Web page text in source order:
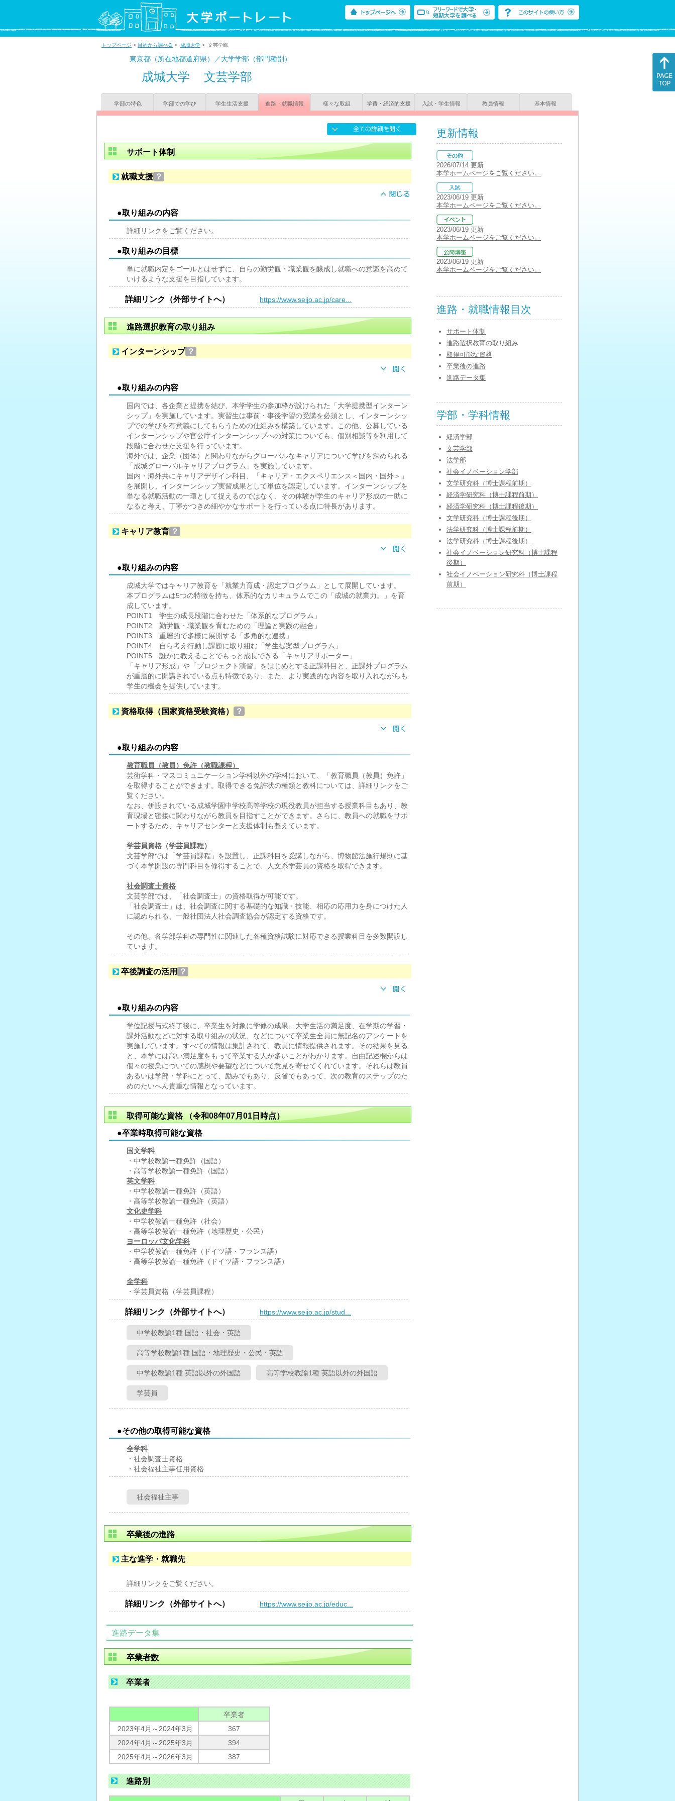
トップページ > 目的から調べる > 成城大学 > 文芸学部
東京都（所在地都道府県）／大学学部（部門種別）
成城大学 文芸学部
学部の特色 学部での学び 学生生活支援 進路・就職情報 様々な取組 学費・経済的支援 入試・学生情報 教員情報 基本情報
サポート体制
就職支援 ？
●取り組みの内容
詳細リンクをご覧ください。
●取り組みの目標
単に就職内定をゴールとはせずに、自らの勤労観・職業観を醸成し就職への意識を高めて
いけるような支援を目指しています。
詳細リンク（外部サイトへ） https://www.seijo.ac.jp/care...
進路選択教育の取り組み
インターンシップ ？
●取り組みの内容
国内では、各企業と提携を結び、本学学生の参加枠が設けられた「大学提携型インターン
シップ」を実施しています。実習生は事前・事後学習の受講を必須とし、インターンシッ
プでの学びを有意義にしてもらうための仕組みを構築しています。この他、公募している
インターンシップや官公庁インターンシップへの対策についても、個別相談等を利用して
段階に合わせた支援を行っています。
海外では、企業（団体）と関わりながらグローバルなキャリアについて学びを深められる
「成城グローバルキャリアプログラム」を実施しています。
国内・海外共にキャリアデザイン科目、「キャリア・エクスペリエンス＜国内・国外＞」
を展開し、インターンシップ実習成果として単位を認定しています。インターンシップを
単なる就職活動の一環として捉えるのではなく、その体験が学生のキャリア形成の一助に
なると考え、丁寧かつきめ細やかなサポートを行っている点に特長があります。
キャリア教育 ？
●取り組みの内容
成城大学ではキャリア教育を「就業力育成・認定プログラム」として展開しています。
本プログラムは5つの特徴を持ち、体系的なカリキュラムでこの「成城の就業力。」を育
成しています。
POINT1 学生の成長段階に合わせた「体系的なプログラム」
POINT2 勤労観・職業観を育むための「理論と実践の融合」
POINT3 重層的で多様に展開する「多角的な連携」
POINT4 自ら考え行動し課題に取り組む「学生提案型プログラム」
POINT5 誰かに教えることでもっと成長できる「キャリアサポーター」
「キャリア形成」や「プロジェクト演習」をはじめとする正課科目と、正課外プログラム
が重層的に開講されている点も特徴であり、また、より実践的な内容を取り入れながらも
学生の機会を提供しています。
資格取得（国家資格受験資格） ？
●取り組みの内容
教育職員（教員）免許（教職課程）
芸術学科・マスコミュニケーション学科以外の学科において、「教育職員（教員）免許」
を取得することができます。取得できる免許状の種類と教科については、詳細リンクをご
覧ください。
なお、併設されている成城学園中学校高等学校の現役教員が担当する授業科目もあり、教
育現場と密接に関わりながら教員を目指すことができます。さらに、教員への就職をサポ
ートするため、キャリアセンターと支援体制も整えています。
学芸員資格（学芸員課程）
文芸学部では「学芸員課程」を設置し、正課科目を受講しながら、博物館法施行規則に基
づく本学開設の専門科目を修得することで、人文系学芸員の資格を取得できます。
社会調査士資格
文芸学部では、「社会調査士」の資格取得が可能です。
「社会調査士」は、社会調査に関する基礎的な知識・技能、相応の応用力を身につけた人
に認められる、一般社団法人社会調査協会が認定する資格です。
その他、各学部学科の専門性に関連した各種資格試験に対応できる授業科目を多数開設し
ています。
卒後調査の活用 ？
●取り組みの内容
学位記授与式終了後に、卒業生を対象に学修の成果、大学生活の満足度、在学期の学習・
課外活動などに対する取り組みの状況、などについて卒業生全員に無記名のアンケートを
実施しています。すべての情報は集計されて、教員に情報提供されます。その結果を見る
と、本学には高い満足度をもって卒業する人が多いことがわかります。自由記述欄からは
個々の授業についての感想や要望などについて意見を寄せてくれています。それらは教員
あるいは学部・学科にとって、励みでもあり、反省でもあって、次の教育のステップのた
めのたいへん貴重な情報となっています。
取得可能な資格
（令和08年07月01日時点）
●卒業時取得可能な資格
国文学科
・中学校教諭一種免許（国語）
・高等学校教諭一種免許（国語）
英文学科
・中学校教諭一種免許（英語）
・高等学校教諭一種免許（英語）
文化史学科
・中学校教諭一種免許（社会）
・高等学校教諭一種免許（地理歴史・公民）
ヨーロッパ文化学科
・中学校教諭一種免許（ドイツ語・フランス語）
・高等学校教諭一種免許（ドイツ語・フランス語）
全学科
・学芸員資格（学芸員課程）
詳細リンク（外部サイトへ） https://www.seijo.ac.jp/stud...
中学校教諭1種 国語・社会・英語
高等学校教諭1種 国語・地理歴史・公民・英語
中学校教諭1種 英語以外の外国語 高等学校教諭1種 英語以外の外国語
学芸員
●その他の取得可能な資格
全学科
・社会調査士資格
・社会福祉主事任用資格
社会福祉主事
卒業後の進路
主な進学・就職先
詳細リンクをご覧ください。
詳細リンク（外部サイトへ） https://www.seijo.ac.jp/educ...
進路データ集
卒業者数
卒業者
卒業者
2023年4月～2024年3月
367
2024年4月～2025年3月
394
2025年4月～2026年3月
387
進路別
更新情報
2026/07/14 更新
本学ホームページをご覧ください。
2023/06/19 更新
本学ホームページをご覧ください。
2023/06/19 更新
本学ホームページをご覧ください。
2023/06/19 更新
本学ホームページをご覧ください。
進路・就職情報目次
サポート体制
進路選択教育の取り組み
取得可能な資格
卒業後の進路
進路データ集
学部・学科情報
経済学部
文芸学部
法学部
社会イノベーション学部
文学研究科（博士課程前期）
経済学研究科（博士課程前期）
経済学研究科（博士課程後期）
文学研究科（博士課程後期）
法学研究科（博士課程前期）
法学研究科（博士課程後期）
社会イノベーション研究科（博士課程
後期）
社会イノベーション研究科（博士課程
前期）